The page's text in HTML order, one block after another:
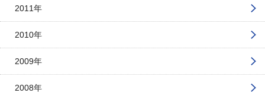
2011年
2010年
2009年
2008年